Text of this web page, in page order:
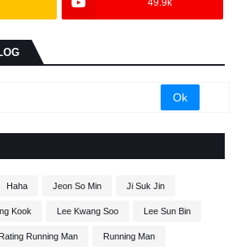
49.9k
Haha Jeon So Min Ji Suk Jin
Kook Lee Kwang Soo Lee Sun Bin
Rating Running Man Running Man